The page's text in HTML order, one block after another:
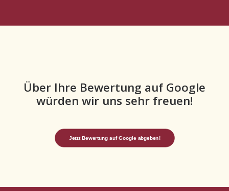
Über Ihre Bewertung auf Google
würden wir uns sehr freuen!
Jetzt Bewertung auf Google abgeben!